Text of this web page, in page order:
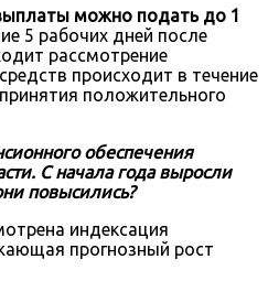
можно подать до 1
5 рабочих дней после
рассмотрение
происходит в течение
положительного
обеспечения
С начала года выросли
повысились?
индексация
прогнозный рост